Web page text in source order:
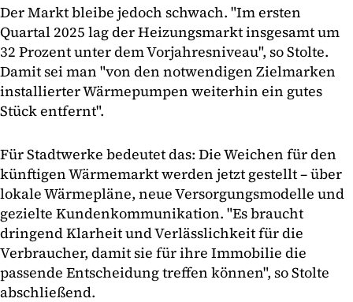
Der Markt bleibe jedoch schwach. "Im ersten
Quartal 2025 lag der Heizungsmarkt insgesamt um
32 Prozent unter dem Vorjahresniveau", so Stolte.
Damit sei man "von den notwendigen Zielmarken
installierter Wärmepumpen weiterhin ein gutes
Stück entfernt".
Für Stadtwerke bedeutet das: Die Weichen für den
künftigen Wärmemarkt werden jetzt gestellt – über
lokale Wärmepläne, neue Versorgungsmodelle und
gezielte Kundenkommunikation. "Es braucht
dringend Klarheit und Verlässlichkeit für die
Verbraucher, damit sie für ihre Immobilie die
passende Entscheidung treffen können", so Stolte
abschließend.